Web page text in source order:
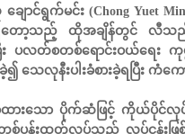
င်ရွက်မင်း (Chong Yuet
ော့သည့် ထိုအချိန်တွင် လီသ
ပလတ်စတစ်ရောင်းဝယ်ရေး
နီးပါးခံစားခဲ့ရပြီး ကံကော
ားသော ပိုက်ဆံဖြင့် ကိုယ်ပိုင်
ပန်းထုတ်လုပ်သည့် လုပ်ငန်းဖြစ်